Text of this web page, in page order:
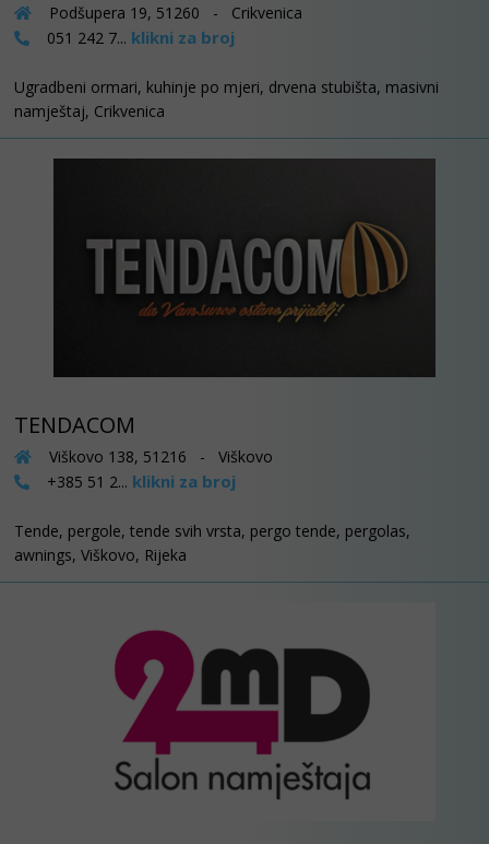
Podšupera 19, 51260 - Crikvenica
051 242 7... klikni za broj
Ugradbeni ormari, kuhinje po mjeri, drvena stubišta, masivni
namještaj, Crikvenica
TENDACOM
Viškovo 138, 51216 - Viškovo
+385 51 2... klikni za broj
Tende, pergole, tende svih vrsta, pergo tende, pergolas,
awnings, Viškovo, Rijeka